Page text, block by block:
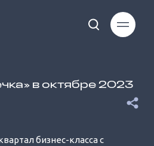
в октябре 2023
бизнес-класса с